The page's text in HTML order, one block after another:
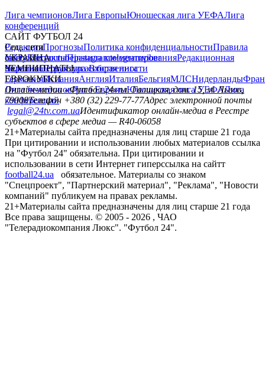
Лига чемпионовЛига ЕвропыЮношеская лига УЕФАЛига
конференций
САЙТ ФУТБОЛ 24
РедакцияПрогнозыПолитика конфиденциальностиПравила
сайтуКонтактыПравила комментированияРедакционная
политикаСтруктура собственности
Соц. сети
facebookxyoutubeinstagramtelegramviber
УКРАИНА
УкраинаПервая лигаВторая лига
ЧЕМПИОНАТЫ
ГерманияИспанияАнглияИталияБельгияМЛСНидерланды
ЕВРОКУБКИ
Лига чемпионовЛига ЕвропыЮношеская лига УЕФАЛига
конференций
Онлайн-медиа «Футбол 24»пл. Галицкая, дом. 15, м. Львов,
79008Телефон +380 (32) 229-77-77Адрес электронной почты
legal@24tv.com.uaИдентификатор онлайн-медиа в Реестре
субъектов в сфере медиа — R40-06058
21+Материалы сайта предназначены для лиц старше 21 года
При цитировании и использовании любых материалов ссылка
на "Футбол 24" обязательна. При цитировании и
использовании в сети Интернет гиперссылка на сайтт
football24.ua
обязательное. Материалы со знаком
"Спецпроект", "Партнерский материал", "Реклама", "Новости
компаний" публикуем на правах рекламы.
21+Материалы сайта предназначены для лиц старше 21 года
Все права защищены. © 2005 - 2026 , ЧАО
"Телерадиокомпания Люкс". "Футбол 24".